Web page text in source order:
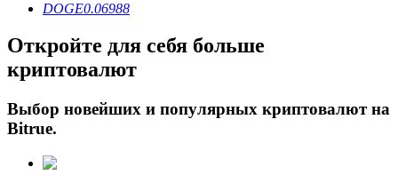
DOGE0.06988
Откройте для себя больше
криптовалют
Выбор новейших и популярных криптовалют на
Bitrue.